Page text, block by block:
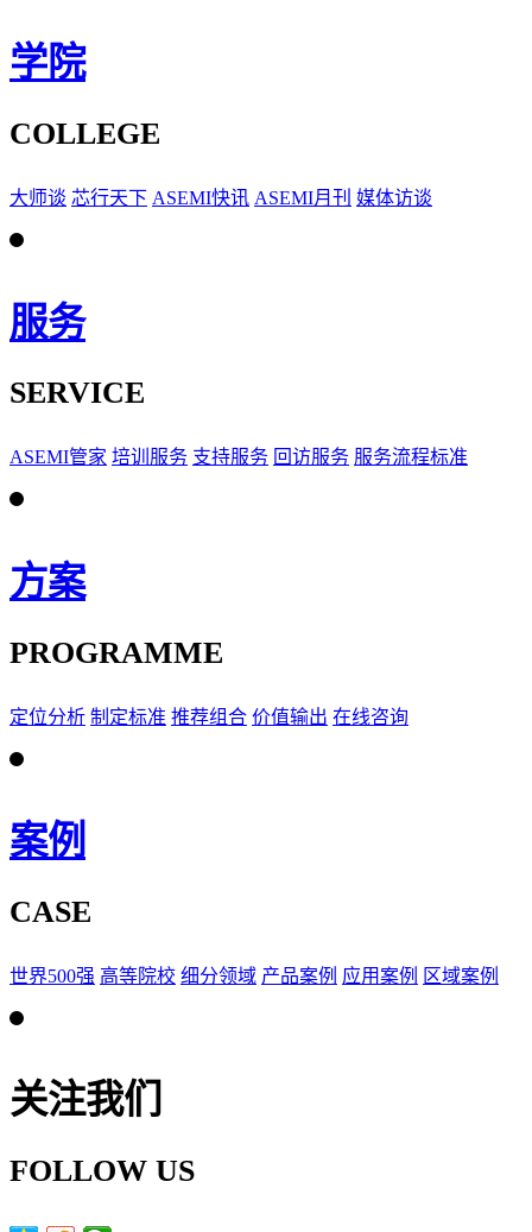
学院
COLLEGE
大师谈 芯行天下 ASEMI快讯 ASEMI月刊 媒体访谈
服务
SERVICE
ASEMI管家 培训服务 支持服务 回访服务 服务流程标准
方案
PROGRAMME
定位分析 制定标准 推荐组合 价值输出 在线咨询
案例
CASE
世界500强 高等院校 细分领域 产品案例 应用案例 区域案例
关注我们
FOLLOW US